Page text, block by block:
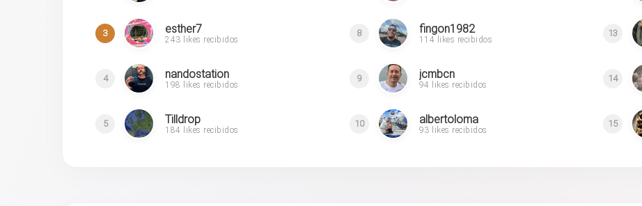
3 esther7
243 likes recibidos
4 nandostation
198 likes recibidos
5 Tilldrop
184 likes recibidos
8 fingon1982
114 likes recibidos
9 jcmbcn
94 likes recibidos
10 albertoloma
93 likes recibidos
13
14
15